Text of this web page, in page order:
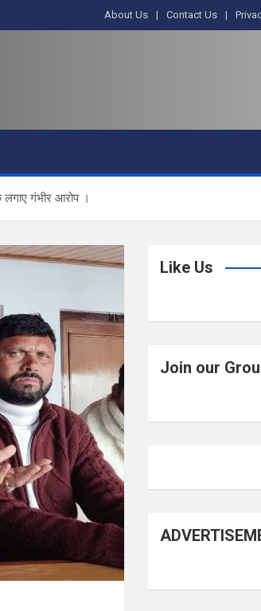
About Us Contact Us
लगाए गंभीर आरोप ।
Like Us
Join our